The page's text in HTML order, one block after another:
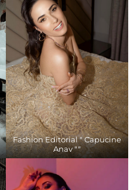
Fashion Editorial " Capucine
Anav ""